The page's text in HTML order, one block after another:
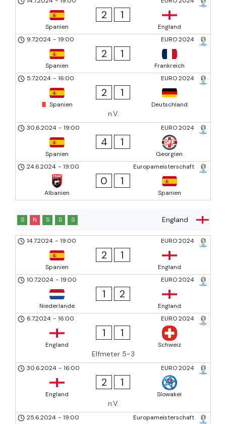
Spanien
2 1
England
EURO 2024
9.7.2024 - 19:00
Spanien
2 1
Frankreich
EURO 2024
5.7.2024 - 16:00
Spanien
2 1
Deutschland
n.V.
EURO 2024
30.6.2024 - 19:00
Spanien
4 1
Georgien
Europameisterschaft
24.6.2024 - 19:00
Albanien
0 1
Spanien
England
S N S S S
EURO 2024
14.7.2024 - 19:00
Spanien
2 1
England
EURO 2024
10.7.2024 - 19:00
Niederlande
1 2
England
EURO 2024
6.7.2024 - 16:00
England
1 1
Schweiz
Elfmeter 5-3
EURO 2024
30.6.2024 - 16:00
England
2 1
Slowakei
n.V.
Europameisterschaft
25.6.2024 - 19:00